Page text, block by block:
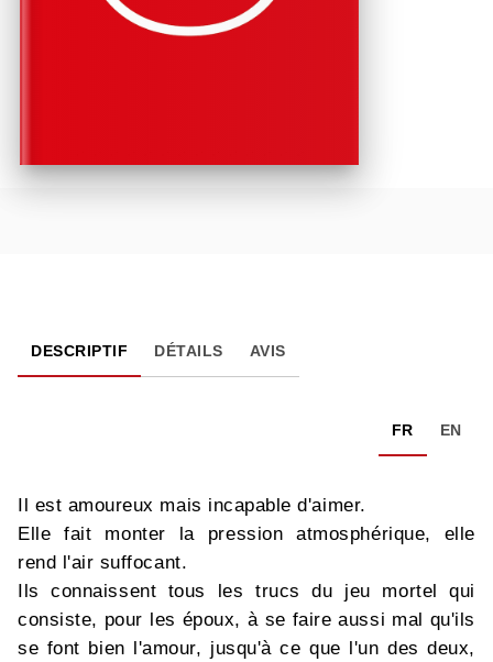
DESCRIPTIF DÉTAILS AVIS
FR EN
Il est amoureux mais incapable d'aimer.
Elle fait monter la pression atmosphérique, elle
rend l'air suffocant.
Ils connaissent tous les trucs du jeu mortel qui
consiste, pour les époux, à se faire aussi mal qu'ils
se font bien l'amour, jusqu'à ce que l'un des deux,